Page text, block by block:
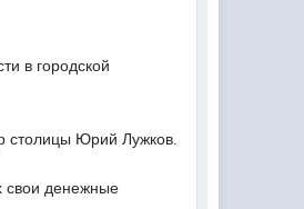
в городской
столицы Юрий Лужков.
свои денежные